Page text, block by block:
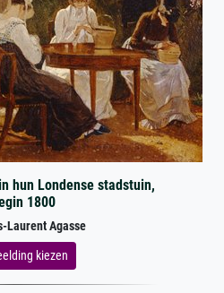
hun Londense stadstuin,
1800
Laurent Agasse
kiezen